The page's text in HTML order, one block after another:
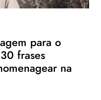
para o
frases
na